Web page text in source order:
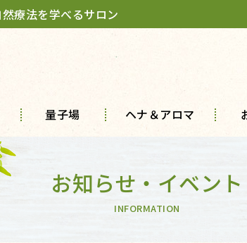
療法を学べるサロン
量子場 ヘナ＆アロマ
お知らせ・イベント
INFORMATION